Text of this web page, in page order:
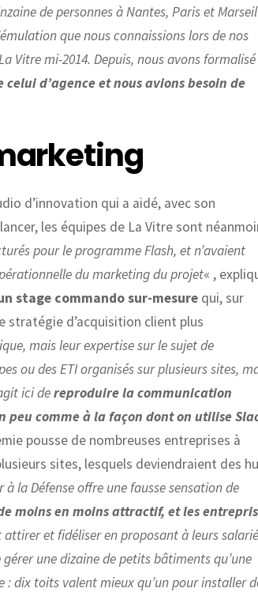
de personnes à Nantes, Paris et
que nous connaissions lors de nos
Vitre mi-2014. Depuis, nous avons formalisé
d’agence et nous avions besoin de
d’innovation qui a aidé, avec son
les équipes de La Vitre sont
pour le programme Flash, et n’avaient
du marketing du projet« ,
stage commando sur-mesure qui, sur
stratégie d’acquisition client plus
mais leur expertise sur le sujet de
ou des ETI organisés sur plusieurs sites,
ici dereproduire la communication
comme à la façon dont on utilise
pousse de nombreuses entreprises à
sites, lesquels deviendraient des
à la Défense offre une fausse sensation de
moins en moins attractif, et les
attirer et fidéliser en proposant à leurs
une dizaine de petits bâtiments qu’une
dix toits valent mieux qu’un pour installer